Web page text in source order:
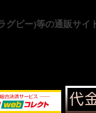
グビー)等の通販サ